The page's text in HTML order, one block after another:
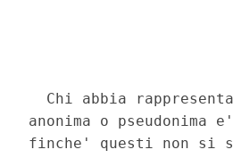
Chi abbia
anonima o
finche' questi non si